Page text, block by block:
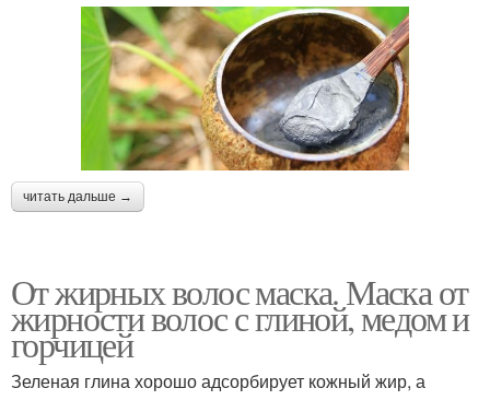
читать дальше →
От жирных волос маска. Маска от
жирности волос с глиной, медом и
горчицей
Зеленая глина хорошо адсорбирует кожный жир, а